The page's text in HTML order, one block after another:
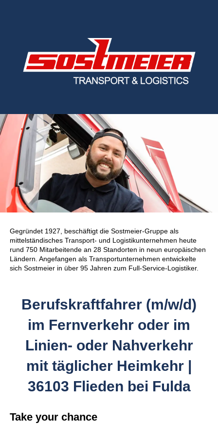
Gegründet 1927, beschäftigt die Sostmeier-Gruppe als
mittelständisches Transport- und Logistikunternehmen heute
rund 750 Mitarbeitende an 28 Standorten in neun europäischen
Ländern. Angefangen als Transportunternehmen entwickelte
sich Sostmeier in über 95 Jahren zum Full-Service-Logistiker.
Berufskraftfahrer (m/w/d)
im Fernverkehr oder im
Linien- oder Nahverkehr
mit täglicher Heimkehr |
36103 Flieden bei Fulda
Take your chance